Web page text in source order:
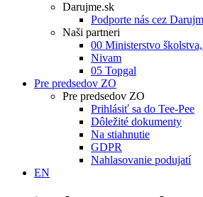
Darujme.sk
Podporte nás cez
Naši partneri
00 Ministerstvo
Nivam
05 Topgal
Pre predsedov ZO
Pre predsedov ZO
Prihlásiť sa do Tee-Pee
Dôležité dokumenty
Na stiahnutie
GDPR
Nahlasovanie podujatí
EN